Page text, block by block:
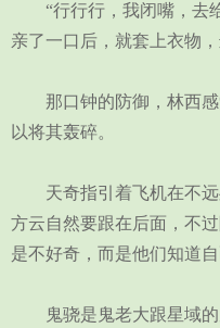
“行行行，我闭嘴，去给
亲了一口后，就套上衣物，
那口钟的防御，林西感
以将其轰碎。
天奇指引着飞机在不远
方云自然要跟在后面，不
是不好奇，而是他们知道自
鬼骁是鬼老大跟星域的